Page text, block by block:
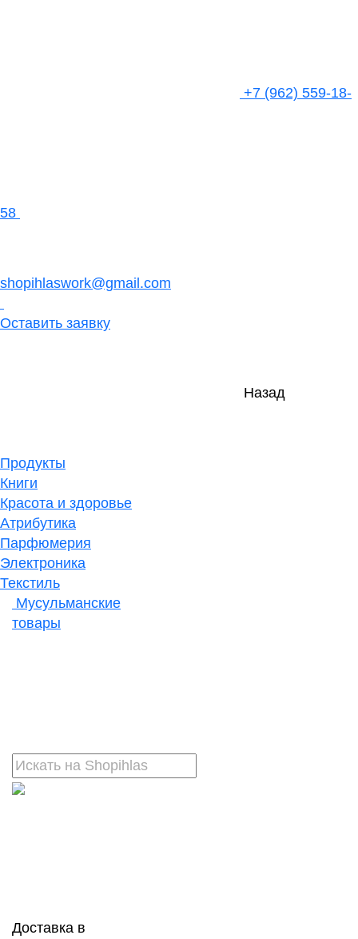
+7 (962) 559-18-
58
shopihlaswork@gmail.com
Оставить заявку
Назад
Продукты
Книги
Красота и здоровье
Атрибутика
Парфюмерия
Электроника
Текстиль
Мусульманские
товары
Доставка в